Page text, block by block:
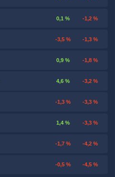
0,1 % -1,2 %
-3,5 % -1,3 %
0,9 % -1,8 %
4,6 % -3,2 %
-1,3 % -3,3 %
1,4 % -3,3 %
-1,7 % -4,2 %
-0,5 % -4,5 %